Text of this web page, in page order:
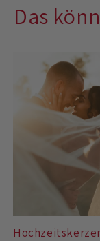
Das